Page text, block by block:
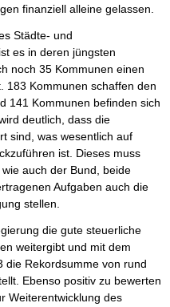
finanziell alleine gelassen.
Städte- und
es in deren jüngsten
noch 35 Kommunen einen
183 Kommunen schaffen den
141 Kommunen befinden sich
deutlich, dass die
sind, was wesentlich auf
ist. Dieses muss
auch der Bund, beide
Aufgaben auch die
stellen.
die gute steuerliche
weitergibt und mit dem
die Rekordsumme von rund
Ebenso positiv zu bewerten
Weiterentwicklung des